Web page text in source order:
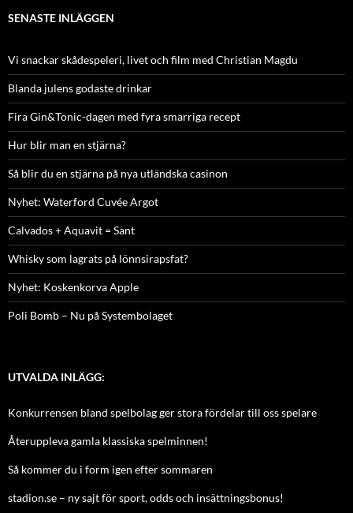
SENASTE INLÄGGEN
Vi snackar skådespeleri, livet och film med Christian Magdu
Blanda julens godaste drinkar
Fira Gin&Tonic-dagen med fyra smarriga recept
Hur blir man en stjärna?
Så blir du en stjärna på nya utländska casinon
Nyhet: Waterford Cuvée Argot
Calvados + Aquavit = Sant
Whisky som lagrats på lönnsirapsfat?
Nyhet: Koskenkorva Apple
Poli Bomb – Nu på Systembolaget
UTVALDA INLÄGG:
Konkurrensen bland spelbolag ger stora fördelar till oss spelare
Återuppleva gamla klassiska spelminnen!
Så kommer du i form igen efter sommaren
stadion.se – ny sajt för sport, odds och insättningsbonus!